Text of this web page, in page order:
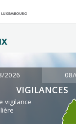
2026
VIGILANCES
vigilance